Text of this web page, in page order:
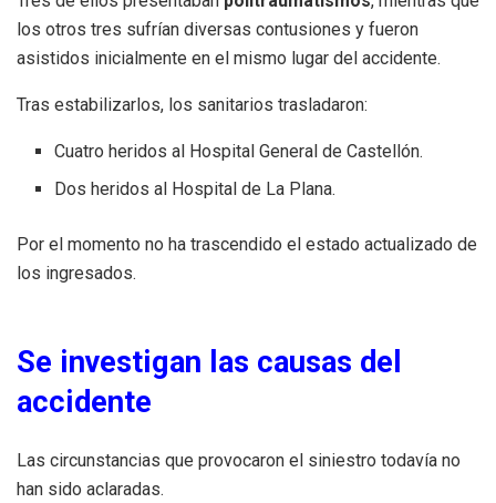
los otros tres sufrían diversas contusiones y fueron
asistidos inicialmente en el mismo lugar del accidente.
Tras estabilizarlos, los sanitarios trasladaron:
Cuatro heridos al Hospital General de Castellón.
Dos heridos al Hospital de La Plana.
Por el momento no ha trascendido el estado actualizado de
los ingresados.
Se investigan las causas del
accidente
Las circunstancias que provocaron el siniestro todavía no
han sido aclaradas.